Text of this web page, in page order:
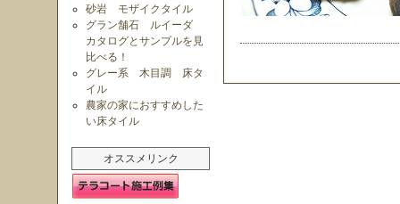
砂岩 モザイクタイル
グラン舗石 ルイーダ
カタログとサンプルを見
比べる！
グレー系 木目調 床タ
イル
農家の家におすすめした
い床タイル
オススメリンク